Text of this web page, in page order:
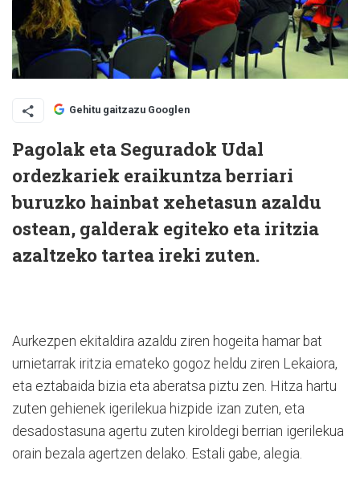
Gehitu gaitzazu Googlen
Pagolak eta Seguradok Udal
ordezkariek eraikuntza berriari
buruzko hainbat xehetasun azaldu
ostean, galderak egiteko eta iritzia
azaltzeko tartea ireki zuten.
Aurkezpen ekitaldira azaldu ziren hogeita hamar bat
urnietarrak iritzia emateko gogoz heldu ziren Lekaiora,
eta eztabaida bizia eta aberatsa piztu zen. Hitza hartu
zuten gehienek igerilekua hizpide izan zuten, eta
desadostasuna agertu zuten kiroldegi berrian igerilekua
orain bezala agertzen delako. Estali gabe, alegia.